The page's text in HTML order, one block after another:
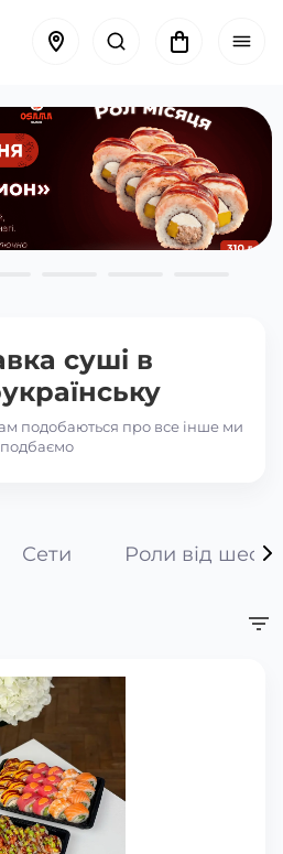
суші в
подобаються про все інше ми
подбаємо
Сети Роли від шефа